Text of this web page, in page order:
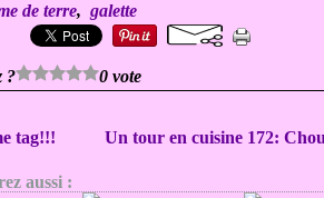
de terre,galette
? 0 vote
tag!!! Un tour en cuisine 172:
aussi :